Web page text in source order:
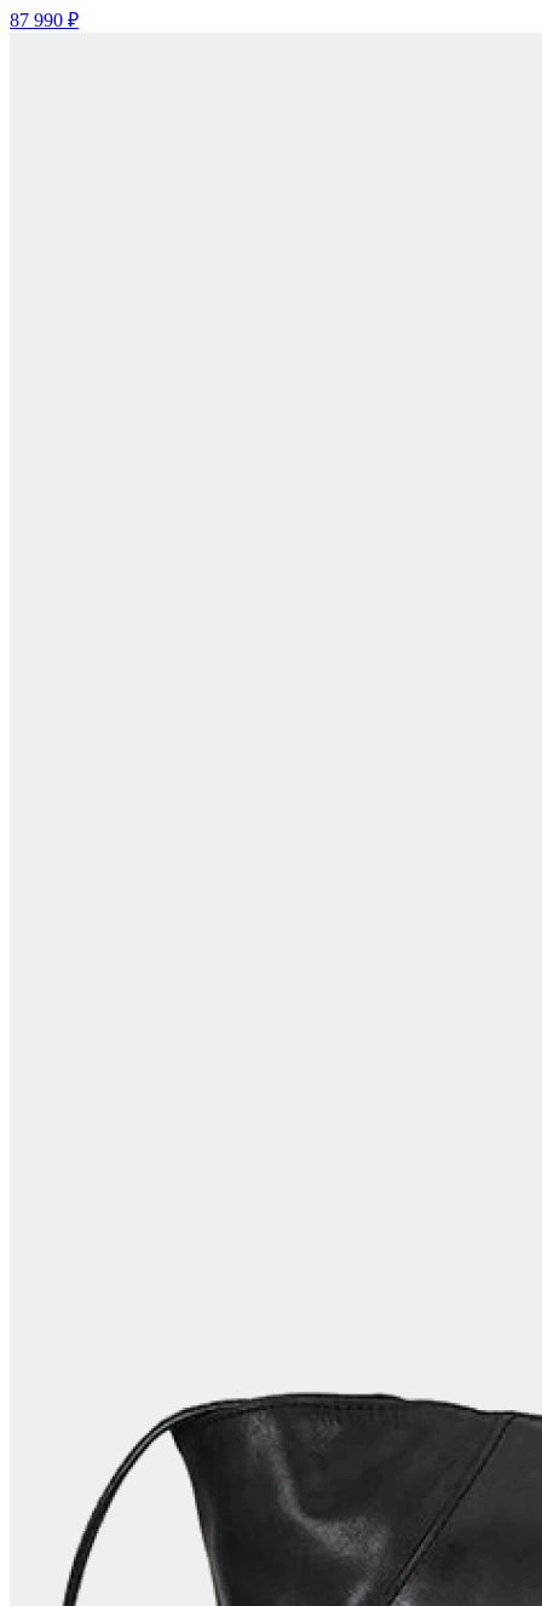
87 990 ₽